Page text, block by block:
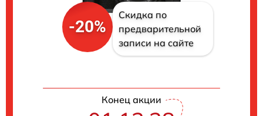
-20%
Скидка по
предварительной
записи на сайте
Конец акции